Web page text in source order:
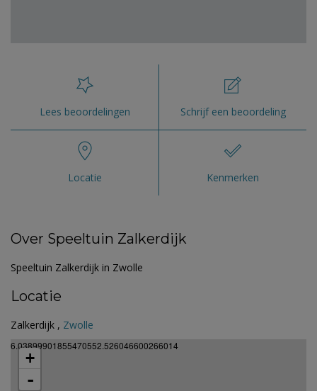
Lees beoordelingen Schrijf een beoordeling
Locatie Kenmerken
Over Speeltuin Zalkerdijk
Speeltuin Zalkerdijk in Zwolle
Locatie
Zalkerdijk , Zwolle
6.03899901855470552.526046600266014
+
-